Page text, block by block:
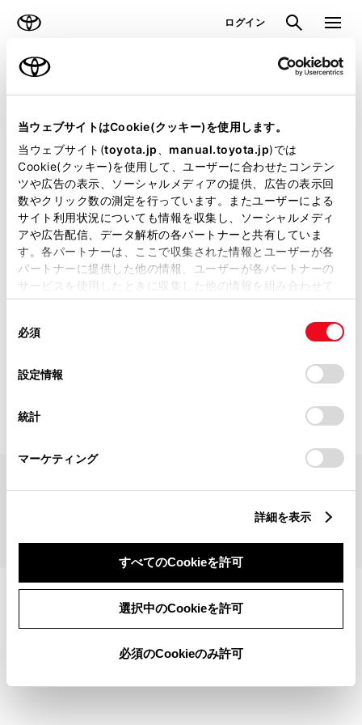
当ウェブサイトはCookie(クッキー)を使用します。
当ウェブサイト(toyota.jp manual.toyota.jp)では
Cookie(クッキー)を使用して、ユーザーに合わせたコンテン
ツや広告の表示、ソーシャルメディアの提供、広告の表示回
数やクリック数の測定を行っています。またユーザーによる
サイト利用状況についても情報を収集し、ソーシャルメディ
アや広告配信、データ解析の各パートナーと共有していま
す。各パートナーは、ここで収集された情報とユーザーが各
パートナーに提供した他の情報、ユーザーが各パートナーの
サービスを使用したときに収集した他の情報を組み合わせて
使用することがあります。当ウェブサイトの使用を続行する
デバイスにすべてのCookie(クッキー)が保存されることに同
意したことになります。Cookie(クッキー)のオプトアウト、
設定の変更、同意を撤回したりするにあたっては、当社の
「Cookie（クッキー）情報の取り扱いについて
」をご覧くだ
必須
設定情報
統計
マーケティング
詳細を表示
すべてのCookieを許可
選択中のCookieを許可
必須のCookieのみ許可
ログイン 検索 メニュ
ラインアップ トピックス
見積りシミュレーション
見積りシミュレーションのデータが
正常に取得できませんでした。
詳しくは販売店までお問合せくださ
い。
（2-7-4）
見積りシミュレーショントップへ
TOYOTAアカウント利用規約反社会的勢力に対する基本方針企業情報
©1995-2026 TOYOTA MOTOR CORPORATION. ALL RIGHTS RESERVED.